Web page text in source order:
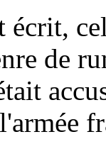
écrit,
de